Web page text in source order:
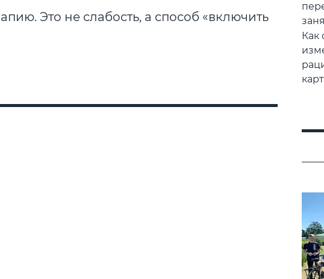
Это не слабость, а способ «включить
Как